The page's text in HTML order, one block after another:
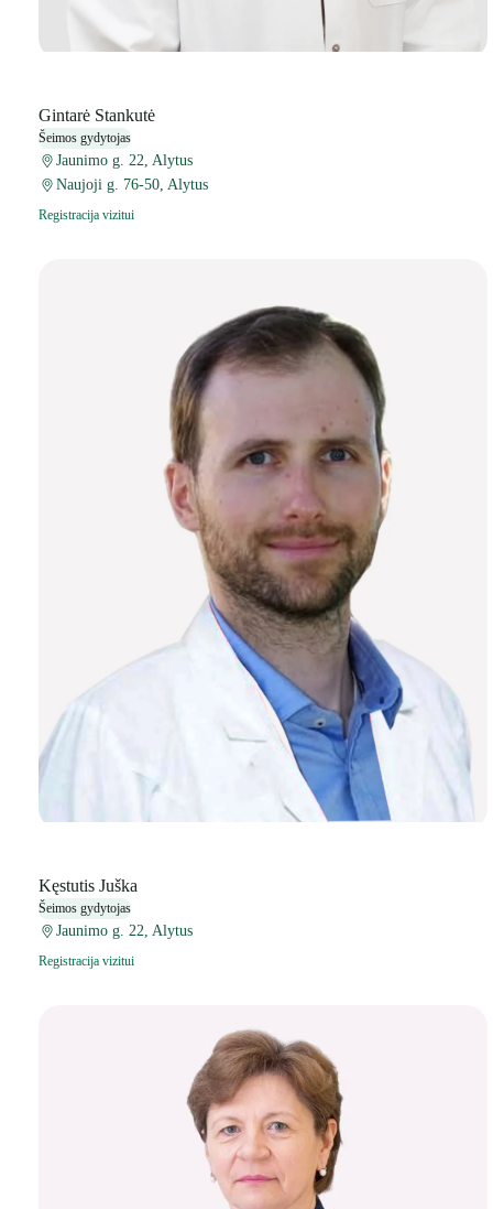
Gintarė Stankutė
Šeimos gydytojas
Jaunimo g. 22, Alytus
Naujoji g. 76-50, Alytus
Registracija vizitui
Kęstutis Juška
Šeimos gydytojas
Jaunimo g. 22, Alytus
Registracija vizitui